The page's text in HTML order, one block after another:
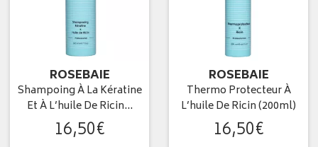
ROSEBAIE
Shampoing À La Kératine
Et À L’huile De Ricin…
16,50€
ROSEBAIE
Thermo Protecteur À
L’huile De Ricin (200ml)
16,50€